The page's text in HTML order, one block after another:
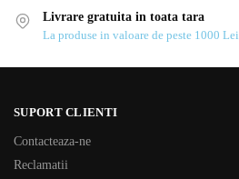
Livrare gratuita in toata tara
La produse in valoare de peste 1000 Lei
SUPORT CLIENTI
Contacteaza-ne
Reclamatii